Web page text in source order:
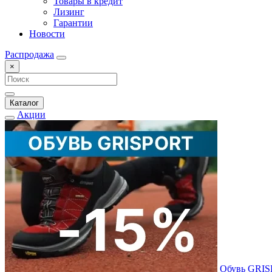
Лизинг
Гарантии
Новости
Распродажа
×
Каталог
Акции
Обувь